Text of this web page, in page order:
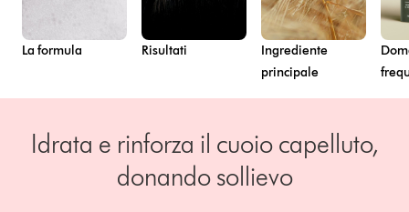
La formula Risultati
Ingrediente
principale
Idrata e rinforza il cuoio capelluto,
donando sollievo